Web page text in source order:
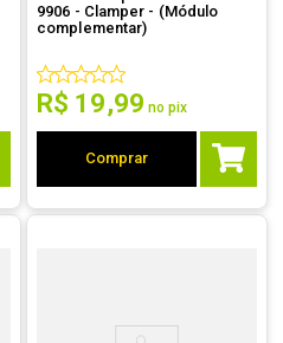
9906 - Clamper - (Módulo
complementar)
R$ 19,99 no pix
Comprar